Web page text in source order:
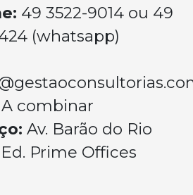
49 3522-9014 ou 49
(whatsapp)
A combinar
Av. Barão do Rio
Prime Offices